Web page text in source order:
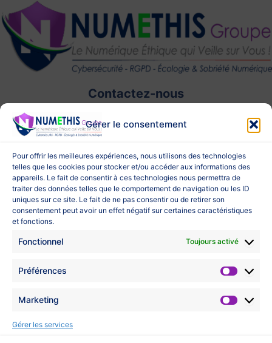
Gérer le consentement
Pour offrir les meilleures expériences, nous utilisons des technologies
telles que les cookies pour stocker et/ou accéder aux informations des
appareils. Le fait de consentir à ces technologies nous permettra de
traiter des données telles que le comportement de navigation ou les ID
uniques sur ce site. Le fait de ne pas consentir ou de retirer son
consentement peut avoir un effet négatif sur certaines caractéristiques
et fonctions.
Fonctionnel Toujours activé
Préférences
Marketing
Gérer les services
Contactez-nous
+33(0)2 55 42 60 01
contact@numethis.com
Liens utiles
Liens utiles